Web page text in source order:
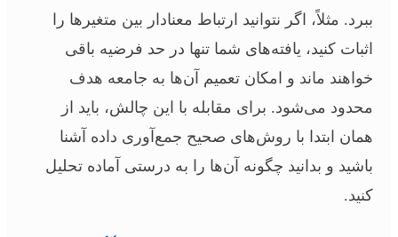
ببرد. مثلاً، اگر نتوانید ارتباط معنادار بین متغیرها را
اثبات کنید، یافته‌های شما تنها در حد فرضیه باقی
خواهند ماند و امکان تعمیم آن‌ها به جامعه هدف
محدود می‌شود. برای مقابله با این چالش، باید از
همان ابتدا با روش‌های صحیح جمع‌آوری داده آشنا
باشید و بدانید چگونه آن‌ها را به درستی آماده تحلیل
کنید.